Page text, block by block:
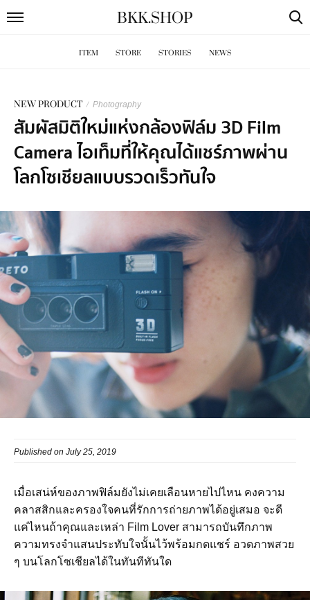
BKK.SHOP
ITEM STORE STORIES NEWS
NEW PRODUCT / Photography
สัมผัสมิติใหม่แห่งกล้องฟิล์ม 3D Film
Camera ไอเท็มที่ให้คุณได้แชร์ภาพผ่าน
โลกโซเชียลแบบรวดเร็วทันใจ
Published on July 25, 2019
เมื่อเสน่ห์ของภาพฟิล์มยังไม่เคยเลือนหายไปไหน คงความ
คลาสสิกและครองใจคนที่รักการถ่ายภาพได้อยู่เสมอ จะดี
แค่ไหนถ้าคุณและเหล่า Film Lover สามารถบันทึกภาพ
ความทรงจำแสนประทับใจนั้นไว้พร้อมกดแชร์ อวดภาพสวย
ๆ บนโลกโซเชียลได้ในทันทีทันใด